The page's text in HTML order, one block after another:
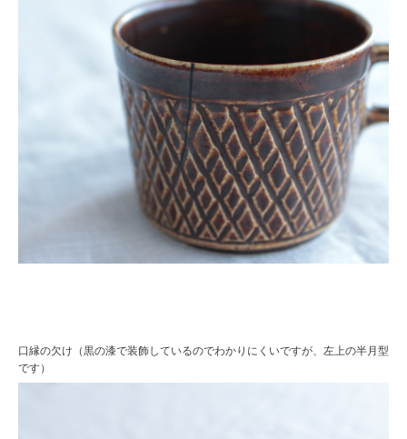
口縁の欠け（黒の漆で装飾しているのでわかりにくいですが、左上の半月型
です）